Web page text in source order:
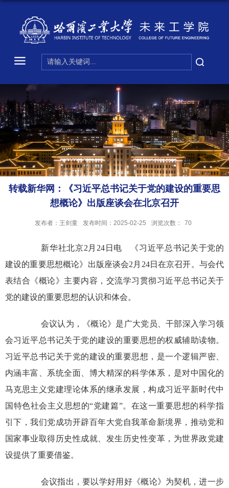
转载新华网：《习近平总书记关于党的建设的重要思
想概论》出版座谈会在北京召开
发布者：王剑童 发布时间：2025-02-25 浏览次数： 70
新华社北京2月24日电 《习近平总书记关于党的
建设的重要思想概论》出版座谈会2月24日在京召开。与会代
表结合《概论》主要内容，交流学习贯彻习近平总书记关于
党的建设的重要思想的认识和体会。
会议认为，《概论》是广大党员、干部深入学习领
会习近平总书记关于党的建设的重要思想的权威辅助读物。
习近平总书记关于党的建设的重要思想，是一个逻辑严密、
内涵丰富、系统全面、博大精深的科学体系，是对中国化的
马克思主义党建理论体系的继承发展，构成习近平新时代中
国特色社会主义思想的“党建篇”。在这一重要思想的科学指
引下，我们党成功开辟百年大党自我革命新境界，推动党和
国家事业取得历史性成就、发生历史性变革，为世界政党建
设提供了重要借鉴。
会议指出，要以学好用好《概论》为契机，进一步